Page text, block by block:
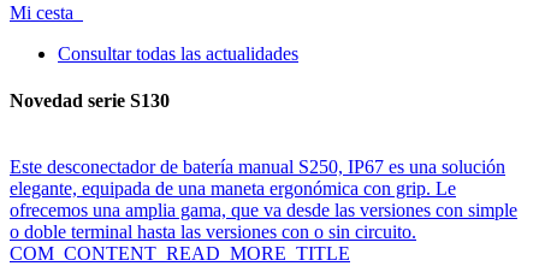
Mi cesta
Consultar todas las actualidades
Novedad serie S130
Este desconectador de batería manual S250, IP67 es una solución
elegante, equipada de una maneta ergonómica con grip. Le
ofrecemos una amplia gama, que va desde las versiones con simple
o doble terminal hasta las versiones con o sin circuito.
COM_CONTENT_READ_MORE_TITLE